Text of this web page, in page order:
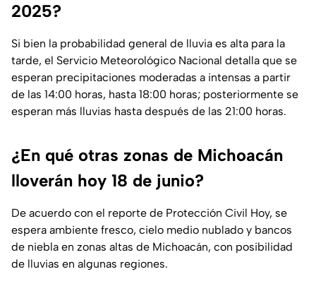
2025?
Si bien la probabilidad general de lluvia es alta para la
tarde, el Servicio Meteorológico Nacional detalla que se
esperan precipitaciones moderadas a intensas a partir
de las 14:00 horas, hasta 18:00 horas; posteriormente se
esperan más lluvias hasta después de las 21:00 horas.
¿En qué otras zonas de Michoacán
lloverán hoy 18 de junio?
De acuerdo con el reporte de Protección Civil Hoy, se
espera ambiente fresco, cielo medio nublado y bancos
de niebla en zonas altas de Michoacán, con posibilidad
de lluvias en algunas regiones.